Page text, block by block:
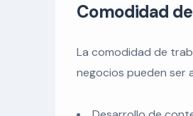
Comodidad
La comodidad de
negocios pueden ser